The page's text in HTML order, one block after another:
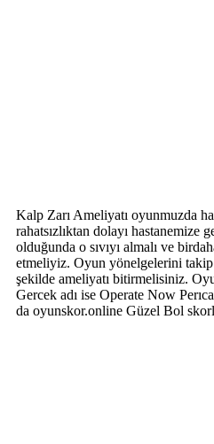
Kalp Zarı Ameliyatı oyunmuzda
rahatsızlıktan dolayı hastanemize
olduğunda o sıvıyı almalı ve
etmeliyiz. Oyun yönelgelerini
şekilde ameliyatı bitirmelisiniz.
Gercek adı ise Operate Now
da oyunskor.online Güzel Bol